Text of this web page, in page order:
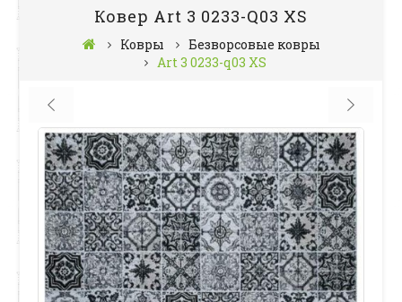
Ковер Art 3 0233-Q03 XS
Ковры
Безворсовые ковры
Art 3 0233-q03 XS